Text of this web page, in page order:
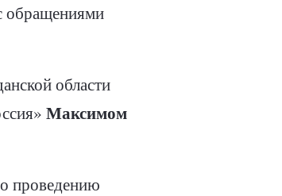
обращениями
области
Максимом
проведению